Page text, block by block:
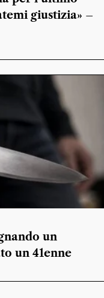
giustizia» –
un
un 41enne